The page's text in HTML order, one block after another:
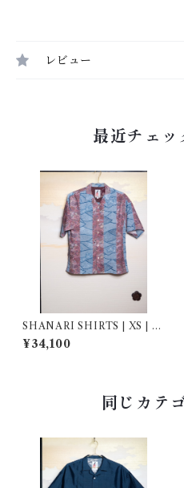
レビュー
最近チェッ
SHANARI SHIRTS | XS | 25
3055
¥34,100
同じカテ